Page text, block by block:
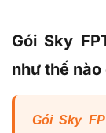
Gói Sky
như thế
Gói Sky